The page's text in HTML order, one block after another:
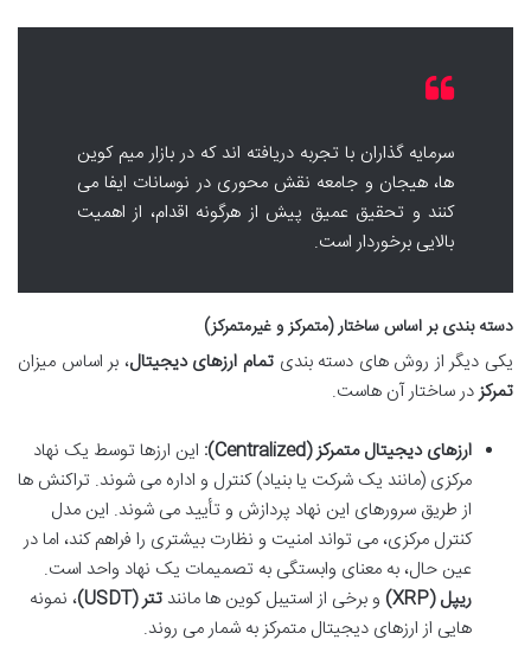
سرمایه گذاران با تجربه دریافته اند که در بازار میم کوین
ها، هیجان و جامعه نقش محوری در نوسانات ایفا می
کنند و تحقیق عمیق پیش از هرگونه اقدام، از اهمیت
بالایی برخوردار است.
دسته بندی بر اساس ساختار (متمرکز و غیرمتمرکز)
یکی دیگر از روش های دسته بندیتمام ارزهای دیجیتال، بر اساس میزان
تمرکزدر ساختار آن هاست.
ارزهای دیجیتال متمرکز (Centralized):
این ارزها توسط یک نهاد
مرکزی (مانند یک شرکت یا بنیاد) کنترل و اداره می شوند. تراکنش ها
از طریق سرورهای این نهاد پردازش و تأیید می شوند. این مدل
کنترل مرکزی، می تواند امنیت و نظارت بیشتری را فراهم کند، اما در
عین حال، به معنای وابستگی به تصمیمات یک نهاد واحد است.
ریپل (XRP)
و برخی از استیبل کوین ها مانندتتر (USDT)
، نمونه
هایی از ارزهای دیجیتال متمرکز به شمار می روند.